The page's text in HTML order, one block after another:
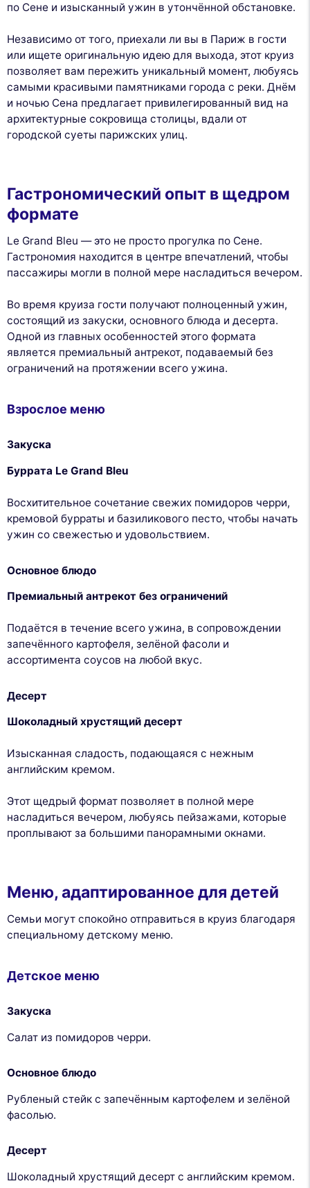
по Сене и изысканный ужин в утончённой обстановке.
Независимо от того, приехали ли вы в Париж в гости
или ищете оригинальную идею для выхода, этот круиз
позволяет вам пережить уникальный момент, любуясь
самыми красивыми памятниками города с реки. Днём
и ночью Сена предлагает привилегированный вид на
архитектурные сокровища столицы, вдали от
городской суеты парижских улиц.
Гастрономический опыт в щедром
формате
Le Grand Bleu — это не просто прогулка по Сене.
Гастрономия находится в центре впечатлений, чтобы
пассажиры могли в полной мере насладиться вечером.
Во время круиза гости получают полноценный ужин,
состоящий из закуски, основного блюда и десерта.
Одной из главных особенностей этого формата
является премиальный антрекот, подаваемый без
ограничений на протяжении всего ужина.
Взрослое меню
Закуска
Буррата Le Grand Bleu
Восхитительное сочетание свежих помидоров черри,
кремовой бурраты и базиликового песто, чтобы начать
ужин со свежестью и удовольствием.
Основное блюдо
Премиальный антрекот без ограничений
Подаётся в течение всего ужина, в сопровождении
запечённого картофеля, зелёной фасоли и
ассортимента соусов на любой вкус.
Десерт
Шоколадный хрустящий десерт
Изысканная сладость, подающаяся с нежным
английским кремом.
Этот щедрый формат позволяет в полной мере
насладиться вечером, любуясь пейзажами, которые
проплывают за большими панорамными окнами.
Меню, адаптированное для детей
Семьи могут спокойно отправиться в круиз благодаря
специальному детскому меню.
Детское меню
Закуска
Салат из помидоров черри.
Основное блюдо
Рубленый стейк с запечённым картофелем и зелёной
фасолью.
Десерт
Шоколадный хрустящий десерт с английским кремом.